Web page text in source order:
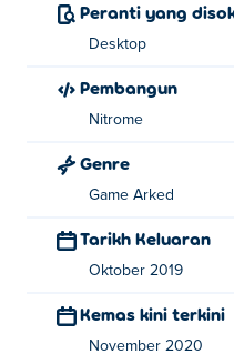
Peranti yang
Desktop
Pembangun
Nitrome
Genre
Game Arked
Tarikh Keluaran
Oktober 2019
Kemas kini terkini
November 2020